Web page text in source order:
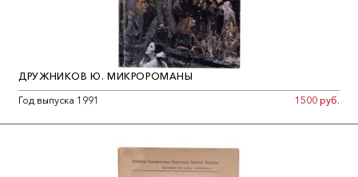
ДРУЖНИКОВ Ю. МИКРОРОМАНЫ
Год выпуска 1991
1500 руб.